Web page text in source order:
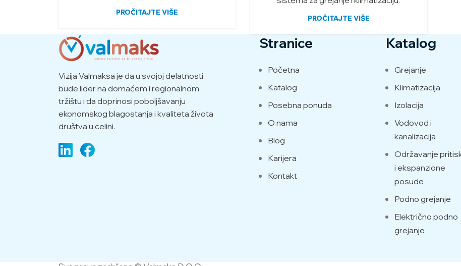
PROČITAJTE VIŠE
PROČITAJTE VIŠE
Vizija Valmaksa je da u svojoj delatnosti
bude lider na domaćem i regionalnom
tržištu i da doprinosi poboljšavanju
ekonomskog blagostanja i kvaliteta života
društva u celini.
Stranice
Početna
Katalog
Posebna ponuda
O nama
Blog
Karijera
Kontakt
Katalog
Grejanje
Klimatizacija
Izolacija
Vodovod i
kanalizacija
Održavanje
i ekspanzione
posude
Podno grejanje
Električno podno
grejanje